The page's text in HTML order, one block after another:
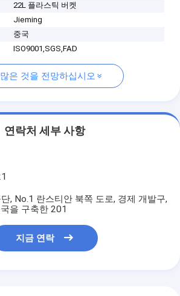
22L 플라스틱 버켓
Jieming
중국
ISO9001,SGS,FAD
은 것을 전망하십시오
연락처 세부 사항
, No.1 란스티안 북쪽 도로, 경제 개발구,
을 구축한 201
지금 연락